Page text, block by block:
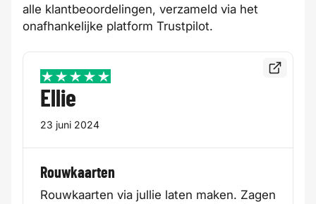
alle klantbeoordelingen, verzameld via het
onafhankelijke platform Trustpilot.
5 / 5
Ellie
23 juni 2024
Rouwkaarten
Rouwkaarten via jullie laten maken. Zagen
Bekijk